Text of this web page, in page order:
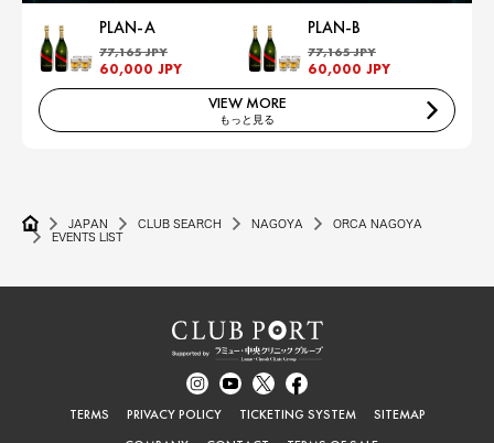
PLAN-A
77,165 JPY
60,000 JPY
PLAN-B
77,165 JPY
60,000 JPY
VIEW MORE
もっと見る
JAPAN CLUB SEARCH NAGOYA
ORCA NAGOYA
EVENTS LIST
TERMS PRIVACY POLICY TICKETING SYSTEM
SITEMAP